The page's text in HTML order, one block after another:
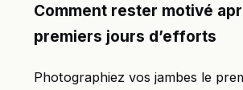
Comment rester motivé
premiers jours d’efforts
Photographiez vos jambes le